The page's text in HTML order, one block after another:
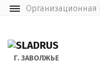
Г. ЗАВОЛЖЬЕ